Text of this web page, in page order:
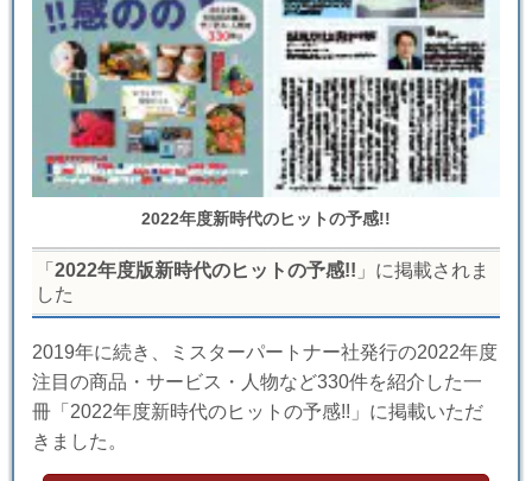
2022年度新時代のヒットの予感!!
「 2022年度版新時代のヒットの予感!! 」に掲載されま
した
2019年に続き、ミスターパートナー社発行の2022年度
注目の商品・サービス・人物など330件を紹介した一
冊「2022年度新時代のヒットの予感!!」に掲載いただ
きました。